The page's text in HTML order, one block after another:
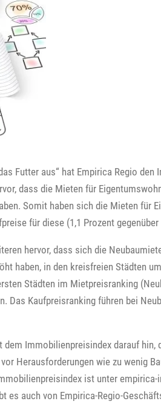
Futter aus“ hat Empirica Regio den
dass die Mieten für
Somit haben sich die Mieten für
für diese (1,1 Prozent
hervor, dass sich die
haben, in den kreisfreien Städten
Städten im Mietpreisranking
Das Kaufpreisranking führen bei
Immobilienpreisindex darauf
Herausforderungen wie zu wenig
ist unter
es auch von Empirica-Regio-